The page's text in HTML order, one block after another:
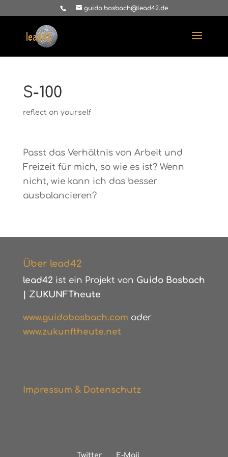
guido.bosbach@lead42.de
S-100
reflect on yourself
Passt das Verhältnis von Arbeit und
Freizeit für mich, so wie es ist? Wenn
nicht, wie kann ich das besser
ausbalancieren?
Über lead42
lead42 ist ein Projekt von Guido Bosbach
ZUKUNFTheute
www.guidobosbach.com oder
www.zukunftheute.net
Impressum & Datenschutz
Twitter E-Mail